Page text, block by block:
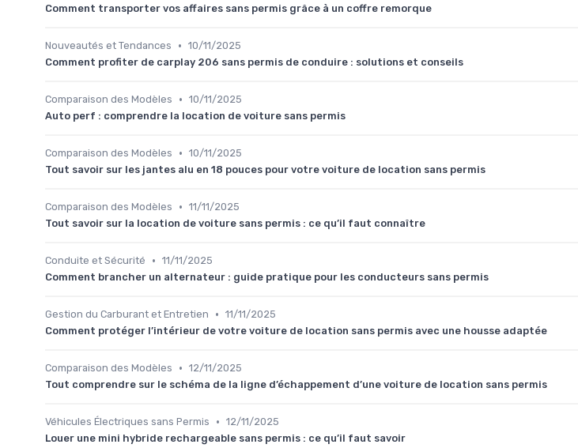
Comment transporter vos affaires sans permis grâce à un coffre remorque
Nouveautés et Tendances • 10/11/2025
Comment profiter de carplay 206 sans permis de conduire : solutions et conseils
Comparaison des Modèles • 10/11/2025
Auto perf : comprendre la location de voiture sans permis
Comparaison des Modèles • 10/11/2025
Tout savoir sur les jantes alu en 18 pouces pour votre voiture de location sans permis
Comparaison des Modèles • 11/11/2025
Tout savoir sur la location de voiture sans permis : ce qu’il faut connaître
Conduite et Sécurité • 11/11/2025
Comment brancher un alternateur : guide pratique pour les conducteurs sans permis
Gestion du Carburant et Entretien • 11/11/2025
Comment protéger l’intérieur de votre voiture de location sans permis avec une housse adaptée
Comparaison des Modèles • 12/11/2025
Tout comprendre sur le schéma de la ligne d’échappement d’une voiture de location sans permis
Véhicules Électriques sans Permis • 12/11/2025
Louer une mini hybride rechargeable sans permis : ce qu’il faut savoir